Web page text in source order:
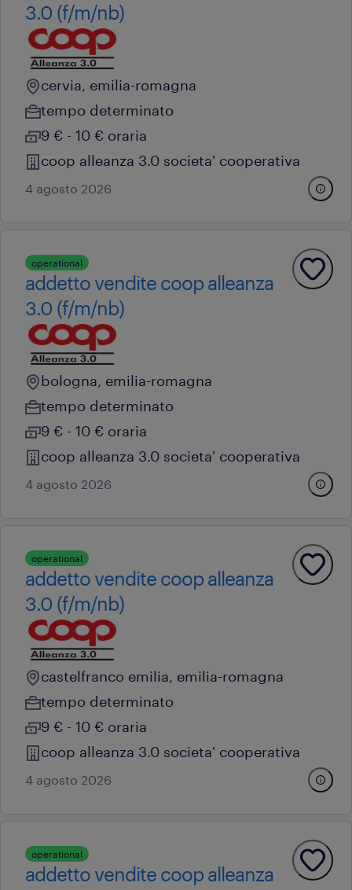
3.0 (f/m/nb)
cervia, emilia-romagna
tempo determinato
9 € - 10 € oraria
coop alleanza 3.0 societa' cooperativa
4 agosto 2026
operational
addetto vendite coop alleanza
3.0 (f/m/nb)
bologna, emilia-romagna
tempo determinato
9 € - 10 € oraria
coop alleanza 3.0 societa' cooperativa
4 agosto 2026
operational
addetto vendite coop alleanza
3.0 (f/m/nb)
castelfranco emilia, emilia-romagna
tempo determinato
9 € - 10 € oraria
coop alleanza 3.0 societa' cooperativa
4 agosto 2026
operational
addetto vendite coop alleanza